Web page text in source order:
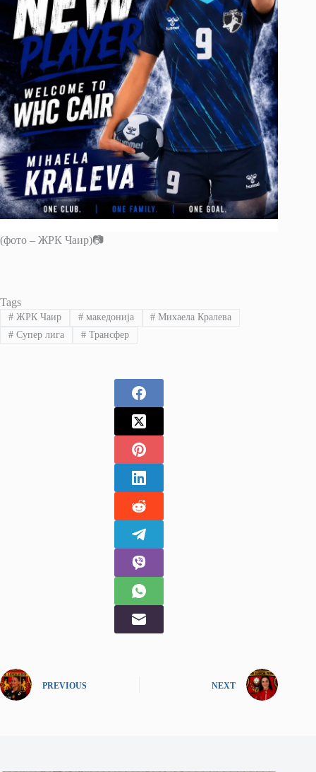
(фото – ЖРК Чаир)📷
Tags
#ЖРК Чаир #македонија # Михаела Кралева
#Супер лига #Трансфер
PREVIOUS NEXT